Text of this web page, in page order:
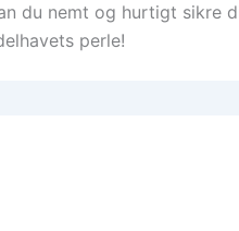
du nemt og hurtigt sikre
perle!